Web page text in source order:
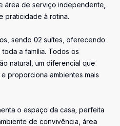
área de serviço independente,
praticidade à rotina.
sendo 02 suítes, oferecendo
a família. Todos os
natural, um diferencial que
proporciona ambientes mais
o espaço da casa, perfeita
de convivência, área